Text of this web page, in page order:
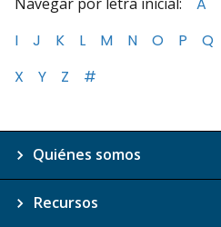
I
J K L M N O P Q
X
Y Z #
Quiénes somos
Recursos